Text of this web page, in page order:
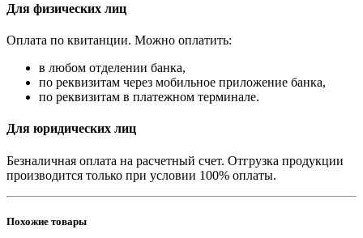
Для физических лиц
Оплата по квитанции. Можно оплатить:
в любом отделении банка,
по реквизитам через мобильное приложение банка,
по реквизитам в платежном терминале.
Для юридических лиц
Безналичная оплата на расчетный счет. Отгрузка продукции
производится только при условии 100% оплаты.
Похожие товары